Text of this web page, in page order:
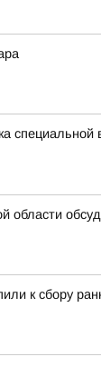
области
к сбору